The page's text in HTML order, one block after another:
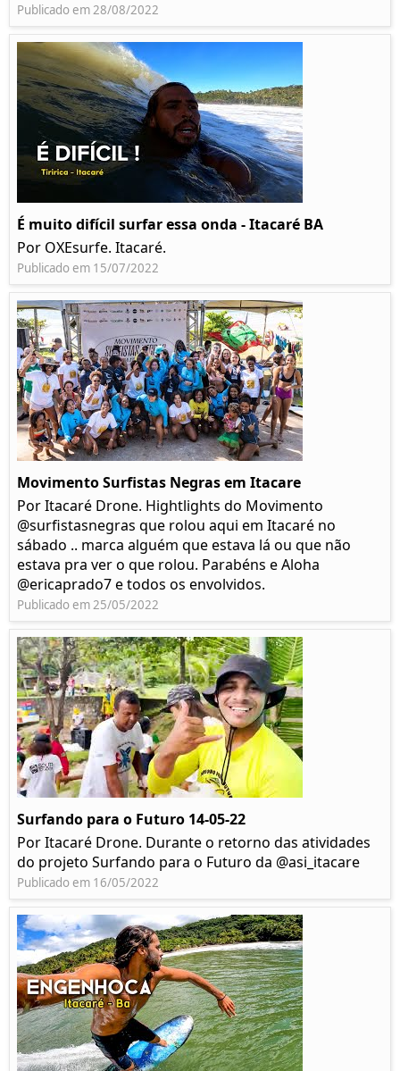
Publicado em 28/08/2022
É muito difícil surfar essa onda - Itacaré BA
Por OXEsurfe. Itacaré.
Publicado em 15/07/2022
Movimento Surfistas Negras em Itacare
Por Itacaré Drone. Hightlights do Movimento
@surfistasnegras que rolou aqui em Itacaré no
sábado .. marca alguém que estava lá ou que não
estava pra ver o que rolou. Parabéns e Aloha
@ericaprado7 e todos os envolvidos.
Publicado em 25/05/2022
Surfando para o Futuro 14-05-22
Por Itacaré Drone. Durante o retorno das atividades
do projeto Surfando para o Futuro da @asi_itacare
Publicado em 16/05/2022